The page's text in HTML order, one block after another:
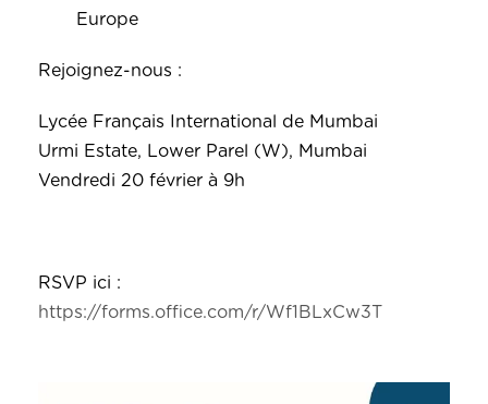
Europe
Rejoignez-nous :
Lycée Français International de Mumbai
Urmi Estate, Lower Parel (W), Mumbai
Vendredi 20 février à 9h
RSVP ici :
https://forms.office.com/r/Wf1BLxCw3T